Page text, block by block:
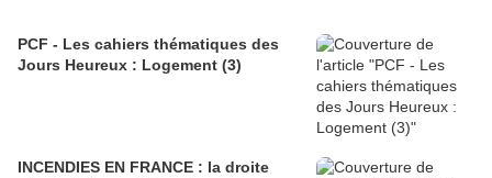
PCF - Les cahiers thématiques des
Jours Heureux : Logement (3)
INCENDIES EN FRANCE : la droite